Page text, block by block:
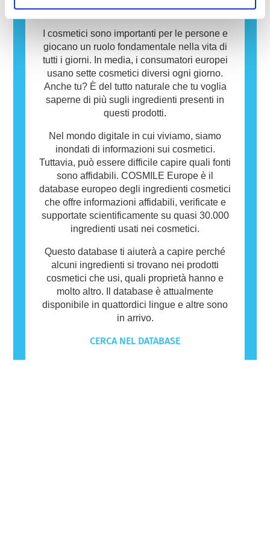
Cosmetici e prodotti per la cura della persona
possono contenere ingredienti che potrebbero
risultare allergenici per alcune persone. Ciò
non significa che il prodotto non sia sicuro da
utilizzare per gli altri.
Database
I cosmetici sono importanti per le persone e
giocano un ruolo fondamentale nella vita di
tutti i giorni. In media, i consumatori europei
usano sette cosmetici diversi ogni giorno.
Anche tu? È del tutto naturale che tu voglia
saperne di più sugli ingredienti presenti in
questi prodotti.
Nel mondo digitale in cui viviamo, siamo
inondati di informazioni sui cosmetici.
Tuttavia, può essere difficile capire quali fonti
sono affidabili. COSMILE Europe è il
database europeo degli ingredienti cosmetici
che offre informazioni affidabili, verificate e
supportate scientificamente su quasi 30.000
ingredienti usati nei cosmetici.
Questo database ti aiuterà a capire perché
alcuni ingredienti si trovano nei prodotti
cosmetici che usi, quali proprietà hanno e
molto altro. Il database è attualmente
disponibile in quattordici lingue e altre sono
in arrivo.
CERCA NEL DATABASE